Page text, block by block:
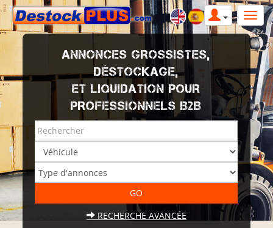
ANNONCES GROSSISTES,
DÉSTOCKAGE,
ET LIQUIDATION POUR
PROFESSIONNELS B2B
RECHERCHE AVANCÉE